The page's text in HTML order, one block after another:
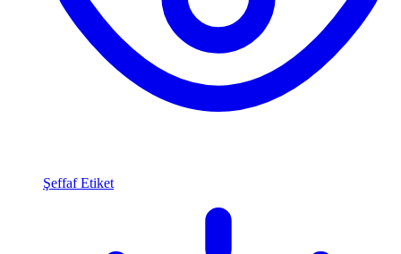
Şeffaf Etiket